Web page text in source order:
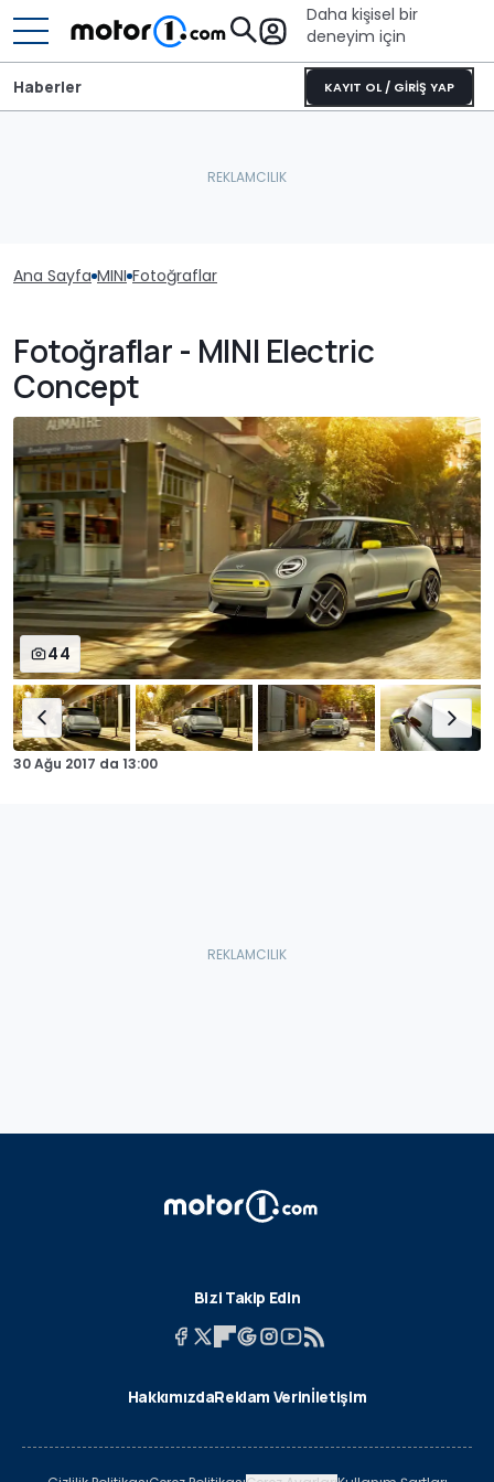
Daha kişisel bir
deneyim için
KAYIT OL / GİRİŞ YAP
Haberler
Ana Sayfa MINI Fotoğraflar
Fotoğraflar - MINI Electric
Concept
44
30 Ağu 2017 da 13:00
Bizi Takip Edin
HakkımızdaReklam Verinİletişim